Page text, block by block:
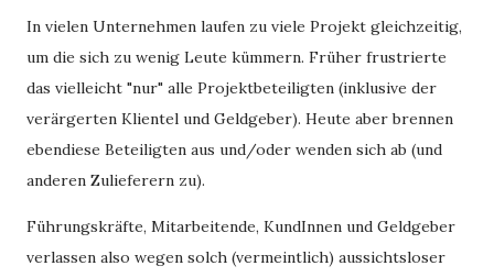
In vielen Unternehmen laufen zu viele Projekt gleichzeitig,
um die sich zu wenig Leute kümmern. Früher frustrierte
das vielleicht "nur" alle Projektbeteiligten (inklusive der
verärgerten Klientel und Geldgeber). Heute aber brennen
ebendiese Beteiligten aus und/oder wenden sich ab (und
anderen Zulieferern zu).
Führungskräfte, Mitarbeitende, KundInnen und Geldgeber
verlassen also wegen solch (vermeintlich) aussichtsloser